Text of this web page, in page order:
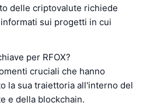
delle criptovalute richiede
sui progetti in cui
per RFOX?
cruciali che hanno
la sua traiettoria all'interno del
e della blockchain.